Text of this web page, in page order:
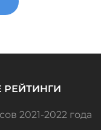
2021-2022 года